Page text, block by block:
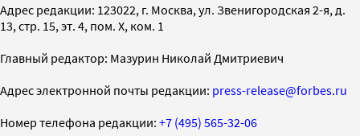
Адрес редакции: 123022, г. Москва, ул. Звенигородская 2-я, д.
13, стр. 15, эт. 4, пом. X, ком. 1
Главный редактор: Мазурин Николай Дмитриевич
Адрес электронной почты редакции: press-release@forbes.ru
Номер телефона редакции: +7 (495) 565-32-06